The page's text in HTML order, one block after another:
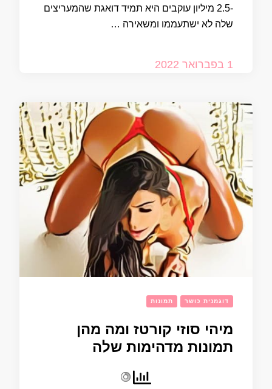
-2.5 מיליון עוקבים היא תמיד דואגת שהמעריצים
שלה לא ישתעממו ומשאירה …
1 בפברואר 2022
דוגמנית כושר תמונות
מיהי סוזי קורטז ומה מהן
תמונות מדהימות שלה